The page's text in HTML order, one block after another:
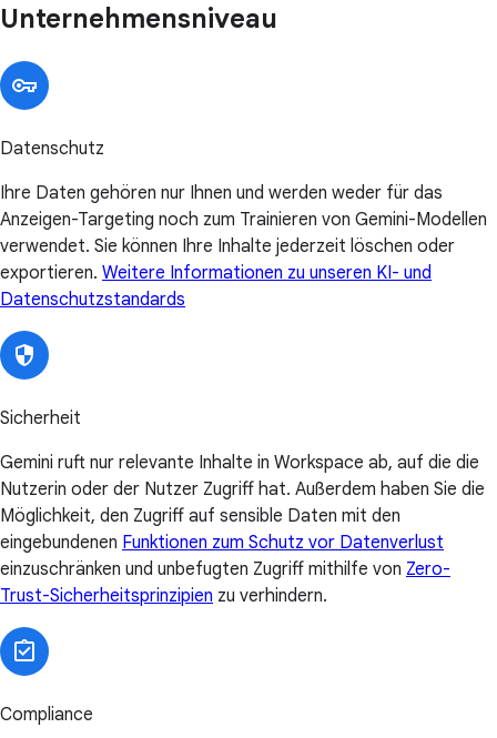
Unternehmensniveau
Datenschutz
Ihre Daten gehören nur Ihnen und werden weder für das
Anzeigen-Targeting noch zum Trainieren von Gemini-Modellen
verwendet. Sie können Ihre Inhalte jederzeit löschen oder
exportieren. Weitere Informationen zu unseren KI- und
Datenschutzstandards
Sicherheit
Gemini ruft nur relevante Inhalte in Workspace ab, auf die die
Nutzerin oder der Nutzer Zugriff hat. Außerdem haben Sie die
Möglichkeit, den Zugriff auf sensible Daten mit den
eingebundenen Funktionen zum Schutz vor Datenverlust
einzuschränken und unbefugten Zugriff mithilfe von Zero-
Trust-Sicherheitsprinzipien zu verhindern.
Compliance